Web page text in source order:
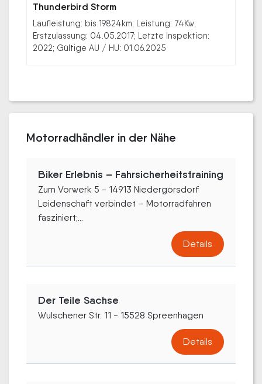
Thunderbird Storm
Laufleistung: bis 19824km; Leistung: 74Kw;
Erstzulassung: 04.05.2017; Letzte Inspektion:
2022; Gültige AU / HU: 01.06.2025
Motorradhändler in der Nähe
Biker Erlebnis – Fahrsicherheitstraining
Zum Vorwerk 5 - 14913 Niedergörsdorf
Leidenschaft verbindet – Motorradfahren
fasziniert;...
Details
Der Teile Sachse
Wulschener Str. 11 - 15528 Spreenhagen
Details